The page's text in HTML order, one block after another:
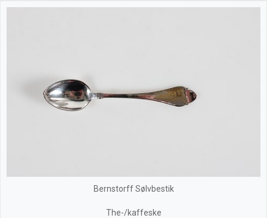
Bernstorff Sølvbestik
The-/kaffeske